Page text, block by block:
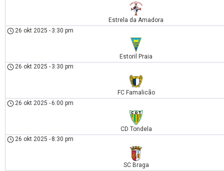
Estrela da Amadora
26 okt 2025 - 3:30 pm
Estoril Praia
26 okt 2025 - 3:30 pm
FC Famalicão
26 okt 2025 - 6:00 pm
CD Tondela
26 okt 2025 - 8:30 pm
SC Braga